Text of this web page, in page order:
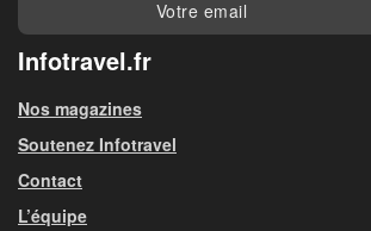
Infotravel.fr
Nos magazines
Soutenez Infotravel
Contact
L’équipe